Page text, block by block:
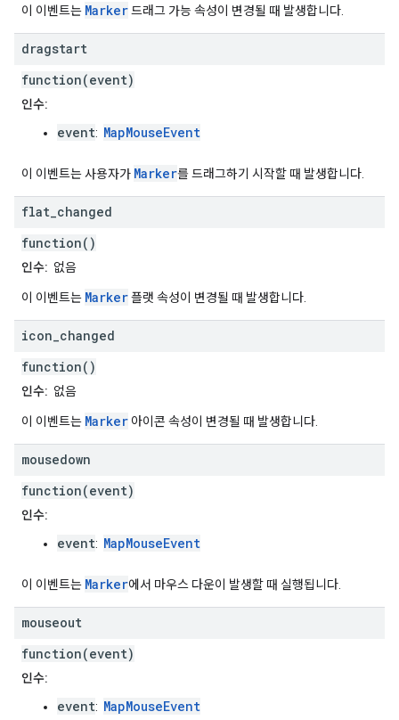
이 이벤트는 Marker드래그 가능 속성이 변경될 때 발생합니다.
dragstart
function(event)
인수:
event: MapMouseEvent
이 이벤트는 사용자가 Marker를 드래그하기 시작할 때 발생합니다.
flat changed
function()
인수: 없음
이 이벤트는 Marker플랫 속성이 변경될 때 발생합니다.
icon changed
function()
인수: 없음
이 이벤트는 Marker 아이콘 속성이 변경될 때 발생합니다.
mousedown
function(event)
인수:
event: MapMouseEvent
이 이벤트는 Marker에서 마우스 다운이 발생할 때 실행됩니다.
mouseout
function(event)
인수:
event: MapMouseEvent